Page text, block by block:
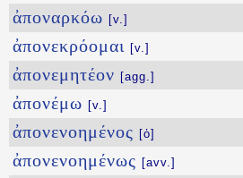
ἀποναρκόω [v.]
ἀπονεκρόομαι [v.]
ἀπονεμητέον [agg.]
ἀπονέμω [v.]
ἀπονενοημένος [ὁ]
ἀπονενοημένως [avv.]